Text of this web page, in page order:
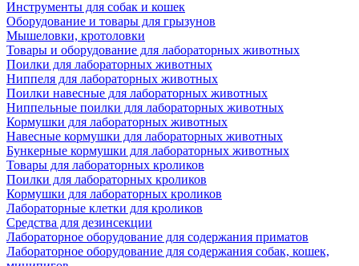
Инструменты для собак и кошек
Оборудование и товары для грызунов
Мышеловки, кротоловки
Товары и оборудование для лабораторных животных
Поилки для лабораторных животных
Ниппеля для лабораторных животных
Поилки навесные для лабораторных животных
Ниппельные поилки для лабораторных животных
Кормушки для лабораторных животных
Навесные кормушки для лабораторных животных
Бункерные кормушки для лабораторных животных
Товары для лабораторных кроликов
Поилки для лабораторных кроликов
Кормушки для лабораторных кроликов
Лабораторные клетки для кроликов
Средства для дезинсекции
Лабораторное оборудование для содержания приматов
Лабораторное оборудование для содержания собак, кошек,